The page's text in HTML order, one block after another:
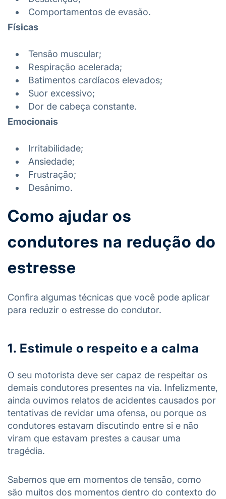
Comportamentos de evasão.
Físicas
Tensão muscular;
Respiração acelerada;
Batimentos cardíacos elevados;
Suor excessivo;
Dor de cabeça constante.
Emocionais
Irritabilidade;
Ansiedade;
Frustração;
Desânimo.
Como ajudar os
condutores na redução do
estresse
Confira algumas técnicas que você pode aplicar
para reduzir o estresse do condutor.
1. Estimule o respeito e a calma
O seu motorista deve ser capaz de respeitar os
demais condutores presentes na via. Infelizmente,
ainda ouvimos relatos de acidentes causados por
tentativas de revidar uma ofensa, ou porque os
condutores estavam discutindo entre si e não
viram que estavam prestes a causar uma
tragédia.
Sabemos que em momentos de tensão, como
são muitos dos momentos dentro do contexto do